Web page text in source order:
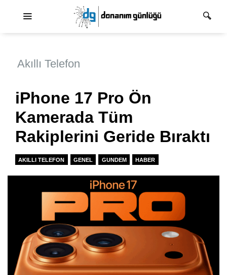
Akıllı Telefon
iPhone 17 Pro Ön
Kamerada Tüm
Rakiplerini Geride Bıraktı
AKILLI TELEFON GENEL GUNDEM HABER